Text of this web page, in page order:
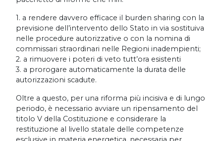
1. a rendere davvero efficace il burden sharing con la
previsione dell’intervento dello Stato in via sostituiva
nelle procedure autorizzative o con la nomina di
commissari straordinari nelle Regioni inadempienti;
2. a rimuovere i poteri di veto tutt’ora esistenti
3. a prorogare automaticamente la durata delle
autorizzazioni scadute.
Oltre a questo, per una riforma più incisiva e di lungo
periodo, è necessario avviare un ripensamento del
titolo V della Costituzione e considerare la
restituzione al livello statale delle competenze